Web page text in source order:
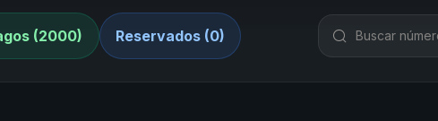
(2000) Reservados (0)